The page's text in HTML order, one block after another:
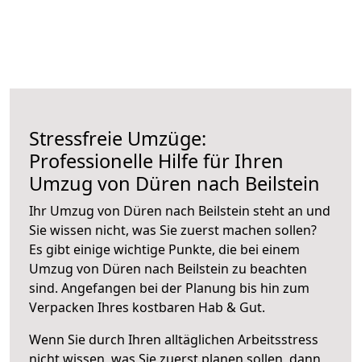
Stressfreie Umzüge:
Professionelle Hilfe für Ihren
Umzug von Düren nach Beilstein
Ihr Umzug von Düren nach Beilstein steht an und
Sie wissen nicht, was Sie zuerst machen sollen?
Es gibt einige wichtige Punkte, die bei einem
Umzug von Düren nach Beilstein zu beachten
sind. Angefangen bei der Planung bis hin zum
Verpacken Ihres kostbaren Hab & Gut.
Wenn Sie durch Ihren alltäglichen Arbeitsstress